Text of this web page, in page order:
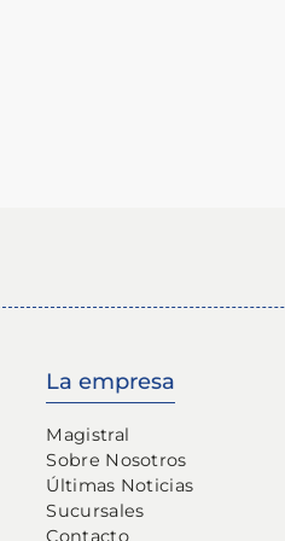
La empresa
Magistral
Sobre Nosotros
Últimas Noticias
Sucursales
Contacto